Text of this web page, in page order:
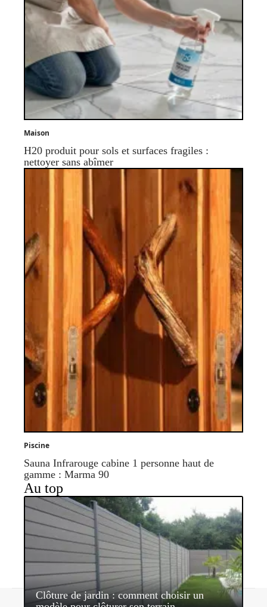
Maison
H20 produit pour sols et surfaces fragiles :
nettoyer sans abîmer
Piscine
Sauna Infrarouge cabine 1 personne haut de
gamme : Marma 90
Au top
Clôture de jardin : comment choisir un
Contact Mentions légales Sitemap